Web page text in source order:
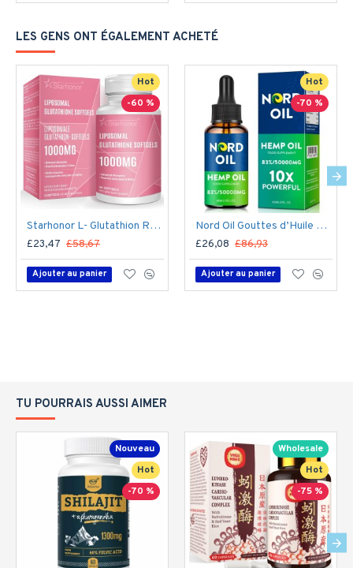
LES GENS ONT ÉGALEMENT ACHETÉ
Hot
-60 %
Starhonor L- Glutathion Réduit Softgels 1000mg (60 Capsules), NAC N-Acétyl-Cystéine Supplémen
£23,47 £58,67
Ajouter au panier
Hot
-70 %
Nord Oil Gouttes d’Huile de Chanvre 50000mg – Formule CBD Bio pour le Stress et le Sommeil | Fabriqué aux États-Unis
£26,08 £86,93
Ajouter au panier
TU POURRAIS AUSSI AIMER
Nouveau
Hot
-70 %
Hot
Wholesale
-75 %